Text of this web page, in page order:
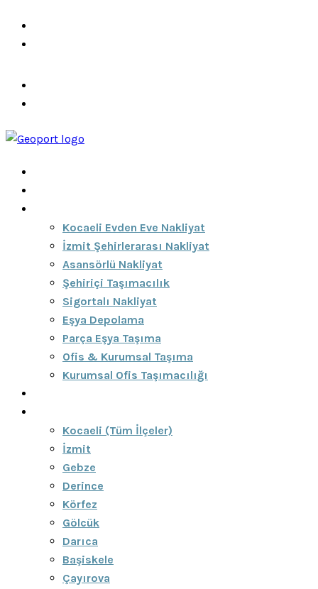
Kocaeli Evden Eve Nakliyat
İzmit Şehirlerarası Nakliyat
Asansörlü Nakliyat
Şehiriçi Taşımacılık
Sigortalı Nakliyat
Eşya Depolama
Parça Eşya Taşıma
Ofis & Kurumsal Taşıma
Kurumsal Ofis Taşımacılığı
Kocaeli (Tüm İlçeler)
İzmit
Gebze
Derince
Körfez
Gölcük
Darıca
Başiskele
Çayırova